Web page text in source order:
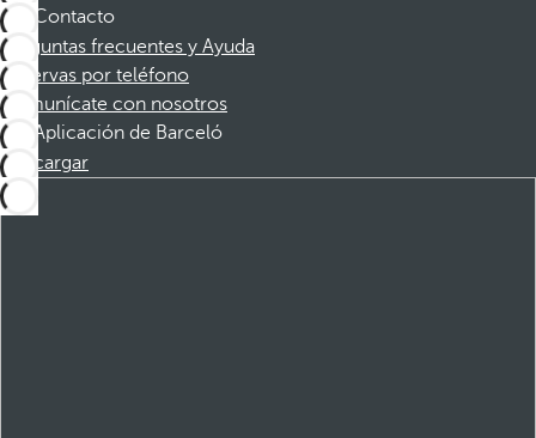
Contacto
Preguntas frecuentes y Ayuda
Reservas por teléfono
Comunícate con nosotros
Aplicación de Barceló
Descargar